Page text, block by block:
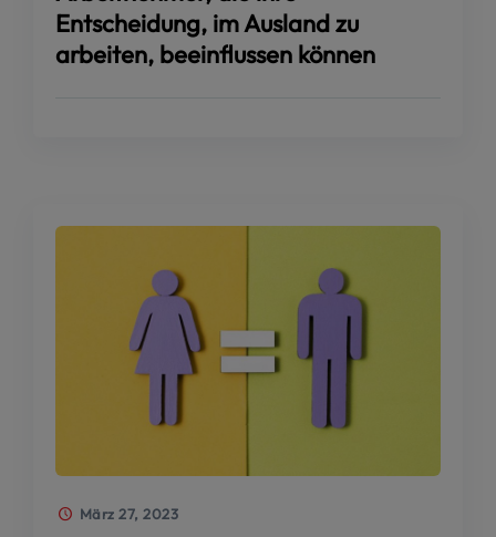
Entscheidung, im Ausland zu
arbeiten, beeinflussen können
März 27, 2023